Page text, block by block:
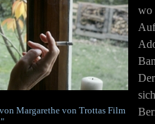
Margarethe von Trottas Film
wo